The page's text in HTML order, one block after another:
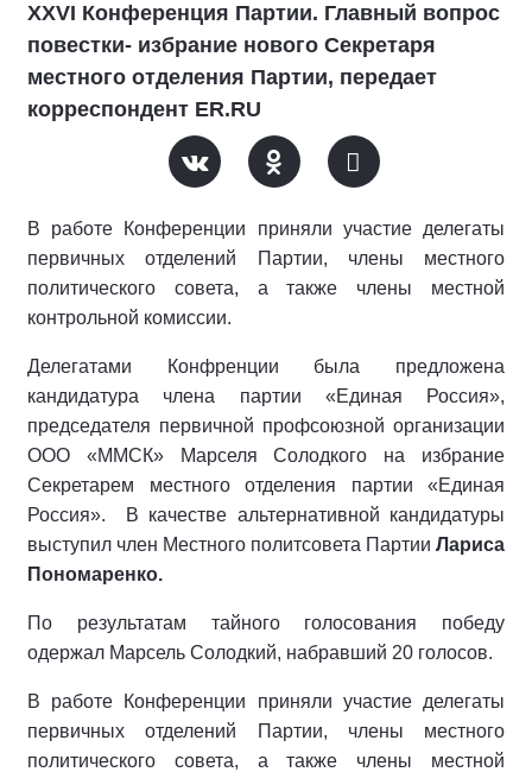
XXVI Конференция Партии. Главный вопрос
повестки- избрание нового Секретаря
местного отделения Партии, передает
корреспондент ER.RU
В работе Конференции приняли участие делегаты
первичных отделений Партии, члены местного
политического совета, а также члены местной
контрольной комиссии.
Делегатами Конфренции была предложена
кандидатура члена партии «Единая Россия»,
председателя первичной профсоюзной организации
ООО «ММСК» Марселя Солодкого на избрание
Секретарем местного отделения партии «Единая
Россия». В качестве альтернативной кандидатуры
выступил член Местного политсовета Партии Лариса
Пономаренко.
По результатам тайного голосования победу
одержал Марсель Солодкий, набравший 20 голосов.
В работе Конференции приняли участие делегаты
первичных отделений Партии, члены местного
политического совета, а также члены местной